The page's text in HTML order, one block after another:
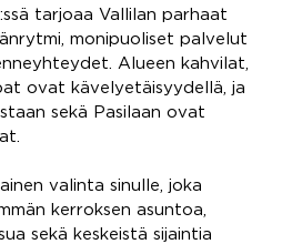
tarjoaa Vallilan parhaat
monipuoliset palvelut
Alueen kahvilat,
ovat kävelyetäisyydellä, ja
sekä Pasilaan ovat
valinta sinulle, joka
kerroksen asuntoa,
sekä keskeistä sijaintia